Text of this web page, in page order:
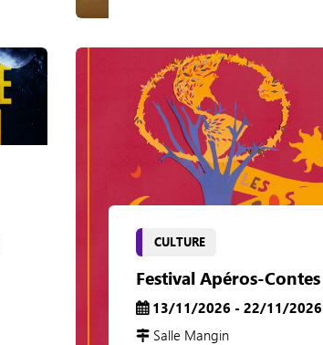
CULTURE
Festival Apéros-Contes
13/11/2026 - 22/11/2026
Salle Mangin